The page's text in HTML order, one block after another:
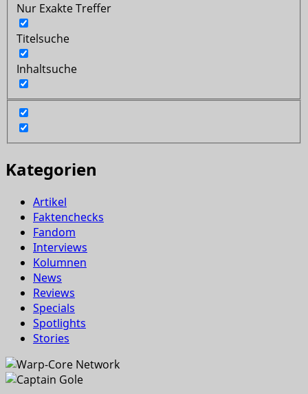
Nur Exakte Treffer
Titelsuche
Inhaltsuche
Kategorien
Artikel
Faktenchecks
Fandom
Interviews
Kolumnen
News
Reviews
Specials
Spotlights
Stories